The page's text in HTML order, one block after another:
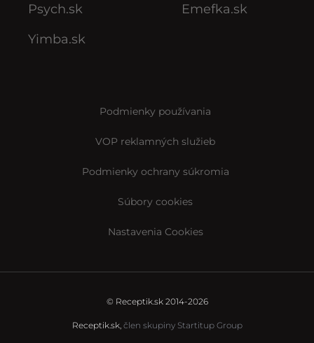
Psych.sk
Yimba.sk
Emefka.sk
Podmienky používania
VOP reklamných služieb
Podmienky ochrany súkromia
Súbory cookies
Nastavenia Cookies
© Receptik.sk 2014-2026
Receptik.sk, člen skupiny Startitup Group